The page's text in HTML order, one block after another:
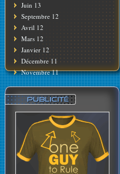
Juin 13
Septembre 12
Avril 12
Mars 12
Janvier 12
Décembre 11
Novembre 11